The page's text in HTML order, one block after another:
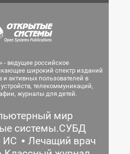
- ведущее российское
широкий спектр изданий
активных пользователей в
телекоммуникаций,
журналы для детей.
мир
системы.СУБД
ИС
Лечащий врач